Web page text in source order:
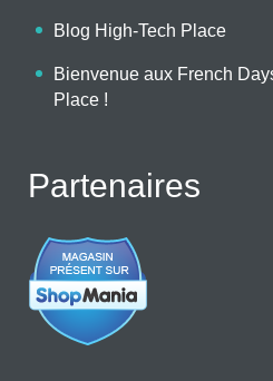
Blog High-Tech Place
Bienvenue aux French
Place !
Partenaires